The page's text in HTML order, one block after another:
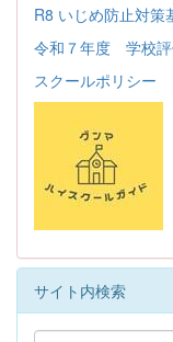
R8 いじめ防止対策
令和７年度 学校
スクールポリシー
サイト内検索